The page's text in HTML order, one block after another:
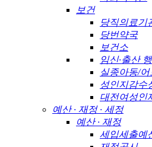
보건
당직의료기
당번약국
보건소
임신·출산
실종아동/
성인지감수
대전여성인
예산 · 재정 · 세정
예산 · 재정
세입세출예